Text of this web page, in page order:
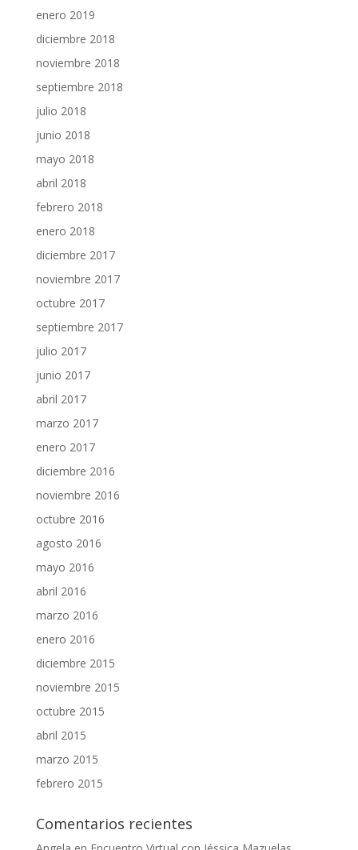
enero 2019
diciembre 2018
noviembre 2018
septiembre 2018
julio 2018
junio 2018
mayo 2018
abril 2018
febrero 2018
enero 2018
diciembre 2017
noviembre 2017
octubre 2017
septiembre 2017
julio 2017
junio 2017
abril 2017
marzo 2017
enero 2017
diciembre 2016
noviembre 2016
octubre 2016
agosto 2016
mayo 2016
abril 2016
marzo 2016
enero 2016
diciembre 2015
noviembre 2015
octubre 2015
abril 2015
marzo 2015
febrero 2015
Comentarios recientes